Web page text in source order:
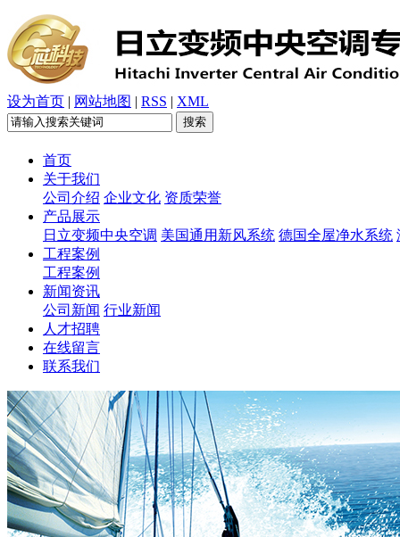
设为首页 | 网站地图 | RSS | XML
首页
关于我们
公司介绍 企业文化 资质荣誉
产品展示
日立变频中央空调 美国通用新风系统 德国全屋净水系统
工程案例
工程案例
新闻资讯
公司新闻 行业新闻
人才招聘
在线留言
联系我们